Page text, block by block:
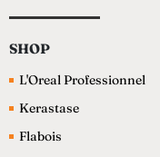
SHOP
L'Oreal Professionnel
Kerastase
Flabois